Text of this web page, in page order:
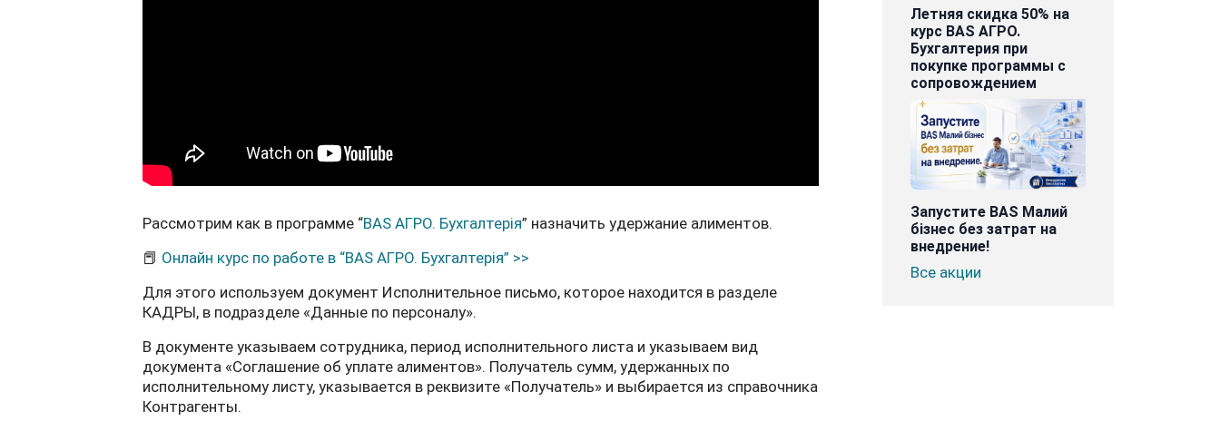
Рассмотрим как в программе “BAS АГРО. Бухгалтерія” назначить удержание алиментов.
📕 Онлайн курс по работе в “BAS АГРО. Бухгалтерія” >>
Для этого используем документ Исполнительное письмо, которое находится в разделе
КАДРЫ, в подразделе «Данные по персоналу».
В документе указываем сотрудника, период исполнительного листа и указываем вид
документа «Соглашение об уплате алиментов». Получатель сумм, удержанных по
исполнительному листу, указывается в реквизите «Получатель» и выбирается из справочника
Контрагенты.
Летняя скидка 50% на
курс BAS АГРО.
Бухгалтерия при
покупке программы с
сопровождением
Запустите BAS Малий
бізнес без затрат на
внедрение!
Все акции